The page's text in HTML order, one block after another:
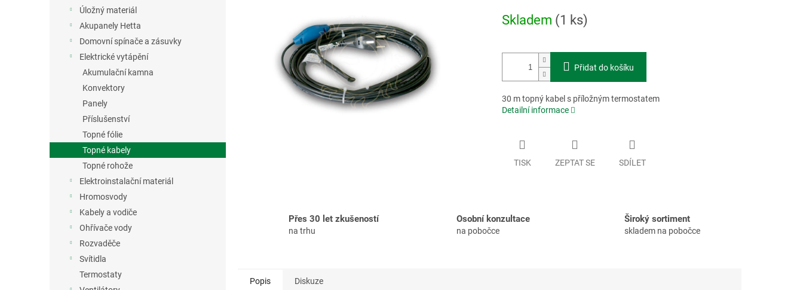
Úložný materiál
Akupanely Hetta
Domovní spínače a zásuvky
Elektrické vytápění
Akumulační kamna
Konvektory
Panely
Příslušenství
Topné fólie
Topné kabely
Topné rohože
Elektroinstalační materiál
Hromosvody
Kabely a vodiče
Ohřívače vody
Rozvaděče
Svítidla
Termostaty
cena:
Skladem (1 ks)
Přidat do košíku
30 m topný kabel s příložným termostatem
Detailní informace
TISK ZEPTAT SE SDÍLET
Přes 30 let zkušeností
na trhu
Osobní konzultace
na pobočce
Široký sortiment
skladem na pobočce
Popis Diskuze